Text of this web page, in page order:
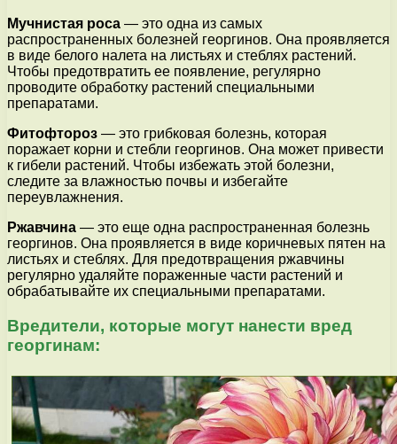
Мучнистая роса — это одна из самых
распространенных болезней георгинов. Она проявляется
в виде белого налета на листьях и стеблях растений.
Чтобы предотвратить ее появление, регулярно
проводите обработку растений специальными
препаратами.
Фитофтороз — это грибковая болезнь, которая
поражает корни и стебли георгинов. Она может привести
к гибели растений. Чтобы избежать этой болезни,
следите за влажностью почвы и избегайте
переувлажнения.
Ржавчина — это еще одна распространенная болезнь
георгинов. Она проявляется в виде коричневых пятен на
листьях и стеблях. Для предотвращения ржавчины
регулярно удаляйте пораженные части растений и
обрабатывайте их специальными препаратами.
Вредители, которые могут нанести вред
георгинам: